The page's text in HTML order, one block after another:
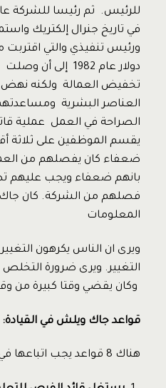
تخفيض العمالة ولكنه نهض
العناصر البشرية ومساعدتهم
الصراحة في العمل عملية
ضعفاء كان يفصلهم من
بانهم ضعفاء ويجب عليهم
فصلهم من الشركة. كان جاك
المعلومات
ويرى ان الناس يكرهون
التغيير. ويرى ضرورة
وكان يقضي وقتا كبيرة من
قواعد جاك ويلش في القيادة:
هناك 8 قواعد يجب اتباعها في القيادة وهى: